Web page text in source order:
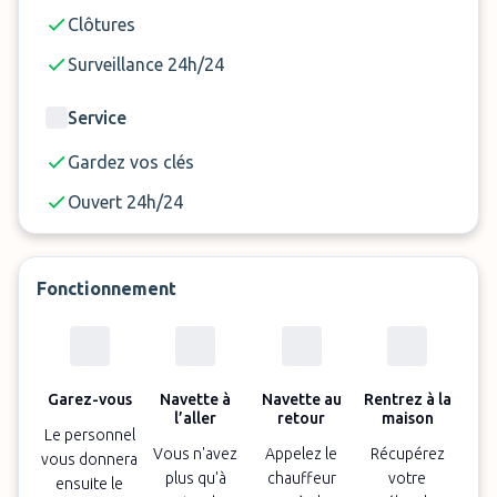
Supplément de 20 € aller-retour par passager
Supplément véhicule de plus de 5 m : 20 €
Supplément retard de 2 à 5 heures : 5 €
Supplément retard de 10 heures à 1 jour : 20 €
Au-delà de 24h = + 5 € par jour de retard
supplémentaire
Clôtures
Surveillance 24h/24
Service
Gardez vos clés
Ouvert 24h/24
Fonctionnement
Garez-vous
Le personnel
vous donnera
ensuite le
Navette à
l’aller
Vous n'avez
plus qu'à
Navette au
retour
Appelez le
chauffeur
Rentrez à la
maison
Récupérez
votre